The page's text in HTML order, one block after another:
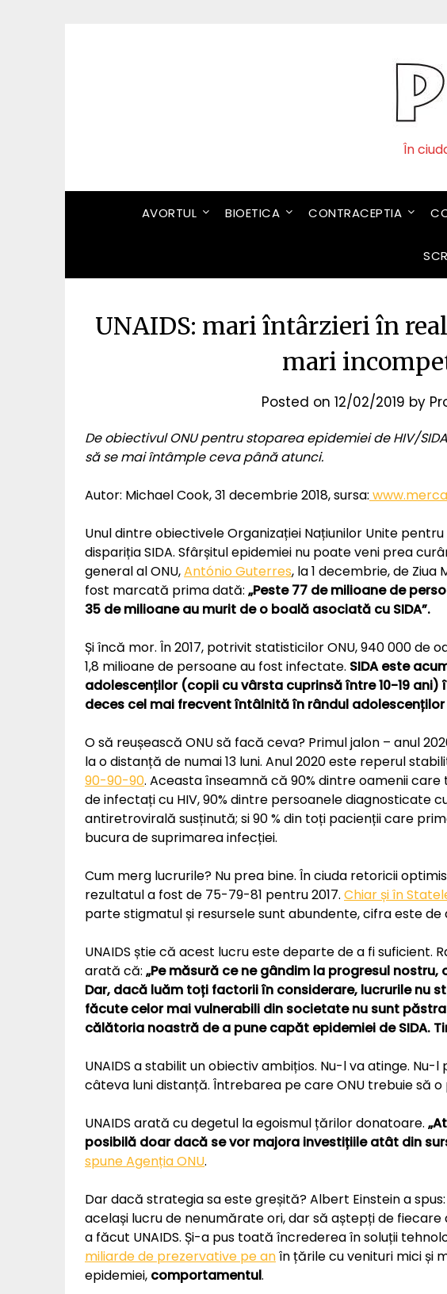
În
AVORTUL BIOETICA CONTRACEPTIA
UNAIDS: mari întârzieri în
mari
Posted on 12/02/2019 by
De obiectivul ONU pentru stoparea epidemiei de HIV/
să se mai întâmple ceva până atunci.
Autor: Michael Cook, 31 decembrie 2018, sursa:
Unul dintre obiectivele Organizației Națiunilor Unite
dispariția SIDA. Sfârșitul epidemiei nu poate veni prea
general al ONU,António Guterres, la 1 decembrie, de Ziua
fost marcată prima dată: „Peste 77 de milioane de
35 de milioane au murit de o boală asociată cu SIDA”.
Și încă mor. În 2017, potrivit statisticilor ONU, 940 000 de
1,8 milioane de persoane au fost infectate. SIDA este
adolescenților (copii cu vârsta cuprinsă între 10-19
deces cel mai frecvent întâlnită în rândul
O să reușească ONU să facă ceva? Primul jalon – anul
la o distanță de numai 13 luni. Anul 2020 este reperul
90-90-90. Aceasta înseamnă că 90% dintre oamenii
de infectați cu HIV, 90% dintre persoanele diagnosticate
antiretrovirală susținută; si 90 % din toți pacienții care
bucura de suprimarea infecției.
Cum merg lucrurile? Nu prea bine. În ciuda retoricii
rezultatul a fost de 75-79-81 pentru 2017. Chiar și în
parte stigmatul și resursele sunt abundente, cifra este
UNAIDS știe că acest lucru este departe de a fi suficient.
arată că: „Pe măsură ce ne gândim la progresul
Dar, dacă luăm toți factorii în considerare, lucrurile nu
făcute celor mai vulnerabili din societate nu sunt
călătoria noastră de a pune capăt epidemiei de SIDA.
UNAIDS a stabilit un obiectiv ambițios. Nu-l va atinge.
câteva luni distanță. Întrebarea pe care ONU trebuie să
UNAIDS arată cu degetul la egoismul țărilor donatoare.
posibilă doar dacă se vor majora investițiile atât din
spune Agenția ONU.
Dar dacă strategia sa este greșită? Albert Einstein a
același lucru de nenumărate ori, dar să aștepți de
a făcut UNAIDS. Și-a pus toată încrederea în soluții
miliarde de prezervative pe anîn țările cu venituri mici și
epidemiei, comportamentul.